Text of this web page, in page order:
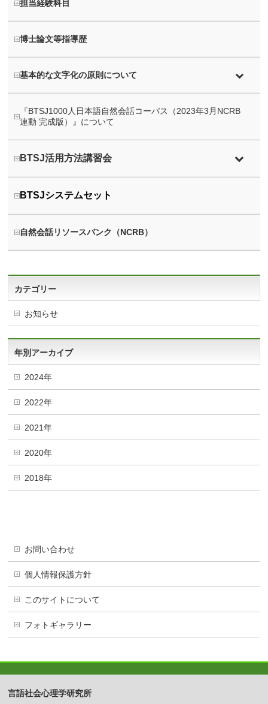
担当経験科目
博士論文等指導歴
基本的な文字化の原則について
『BTSJ1000人日本語自然会話コーパス（2023年3月NCRB
連動 完成版）』について
BTSJ活用方法講習会
BTSJシステムセット
自然会話リソースバンク（NCRB）
カテゴリー
お知らせ
年別アーカイブ
2024年
2022年
2021年
2020年
2018年
お問い合わせ
個人情報保護方針
このサイトについて
フォトギャラリー
言語社会心理学研究所